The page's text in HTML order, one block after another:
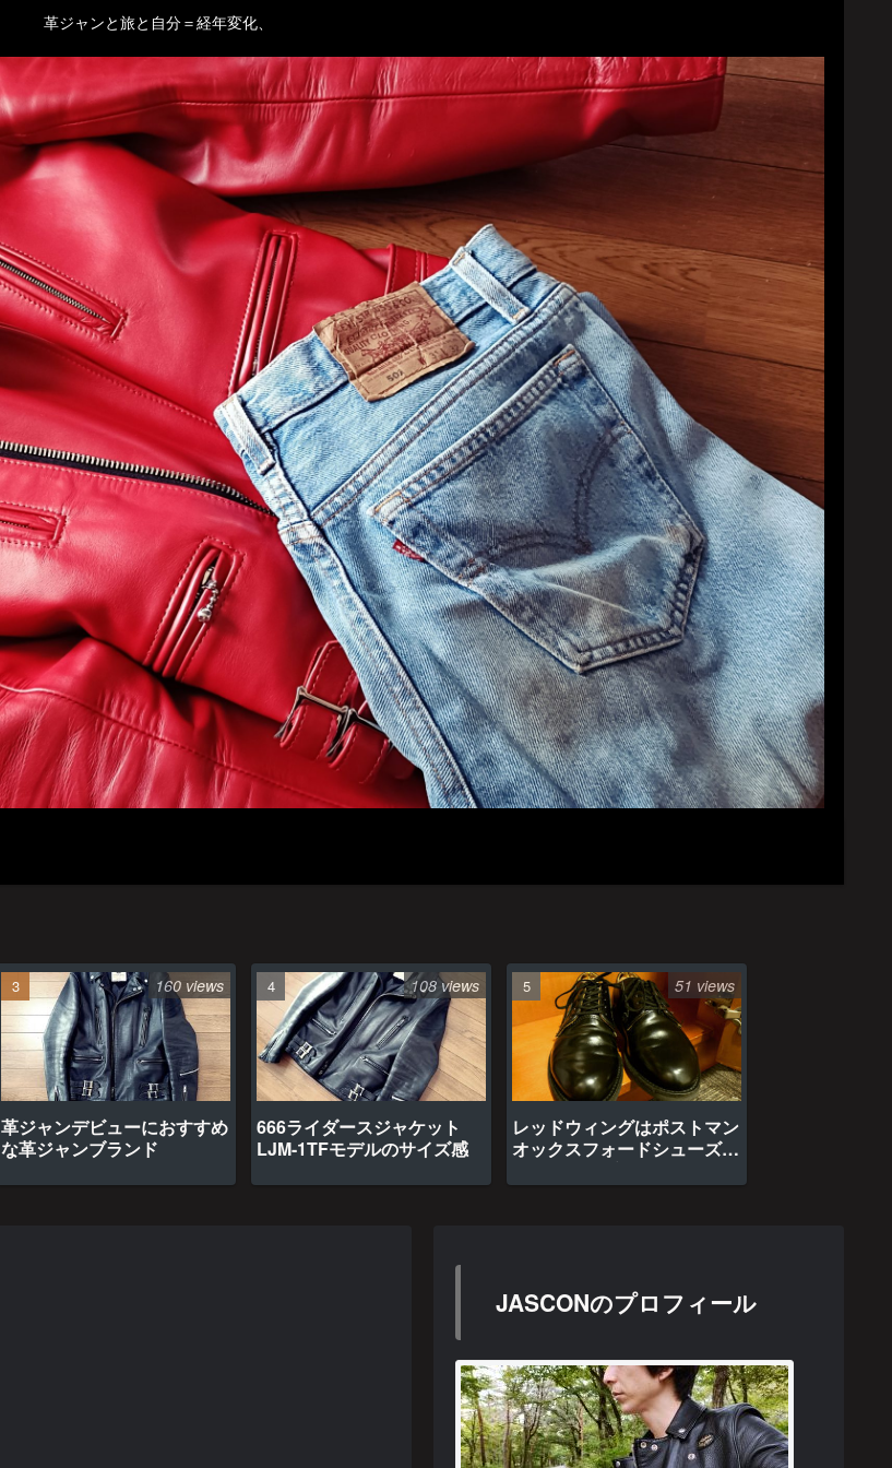
革ジャンと旅と自分＝経年変化、
革ジャンデビューにおすすめ
な革ジャンブランド
160 views
666ライダースジャケット
LJM-1TFモデルのサイズ感
108 views
レッドウィングはポストマン
オックスフォードシューズ約
1年間の経年変化
51 views
JASCONのプロフィール